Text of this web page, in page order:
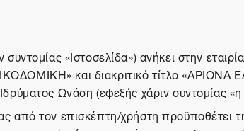
«Ιστοσελίδα») ανήκει στην
και διακριτικό τίτλο «ΑΡΙΟΝΑ
Ωνάση (εφεξής χάριν συντομίας «η
από τον επισκέπτη/χρήστη